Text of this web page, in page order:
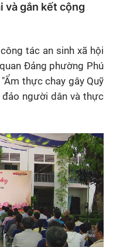
và gắn kết cộng
tác an sinh xã hội
Đảng phường Phú
thực chay gây Quỹ
người dân và thực